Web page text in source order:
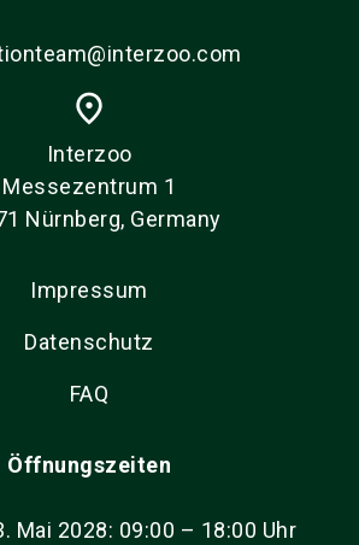
place
Interzoo
Messezentrum 1
Nürnberg, Germany
Impressum
Datenschutz
FAQ
Öffnungszeiten
Mai 2028: 09:00 – 18:00 Uhr